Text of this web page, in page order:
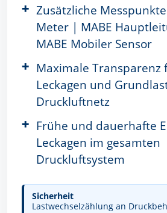
Zusätzliche
Meter | MABE
MABE Mobiler Sensor
Maximale Transparenz
Leckagen und
Druckluftnetz
Frühe und dauerhafte
Leckagen im gesamten
Druckluftsystem
Sicherheit
Lastwechselzählung an